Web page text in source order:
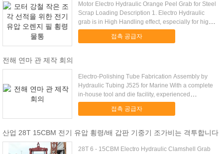
Motor Electro Hydraulic Orange Peel Grab for Steel
Scrap Loading Description 1. Electro Hydraulic
grab is in High Handling effect, especially for high
...
접촉 공급자
전해 연마 관 제작 회의
Electro-Polishing Tube Fabrication Assembly by
Hydraulic Tubing J525 for Marine With a complete
in-house tool and die facility, experienced
toolmakers ...
접촉 공급자
산업 28T 15CBM 전기 유압 횡령/배 갑판 기중기 조가비는 격투합니다
28T 6 - 15CBM Electro Hydraulic Clamshell Grab